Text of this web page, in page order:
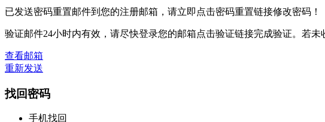
已发送密码重置邮件到您的注册邮箱，请立即点击密码重置链接修改密码！
验证邮件24小时内有效，请尽快登录您的邮箱点击验证链接完成验证。若未
查看邮箱
重新发送
找回密码
手机找回